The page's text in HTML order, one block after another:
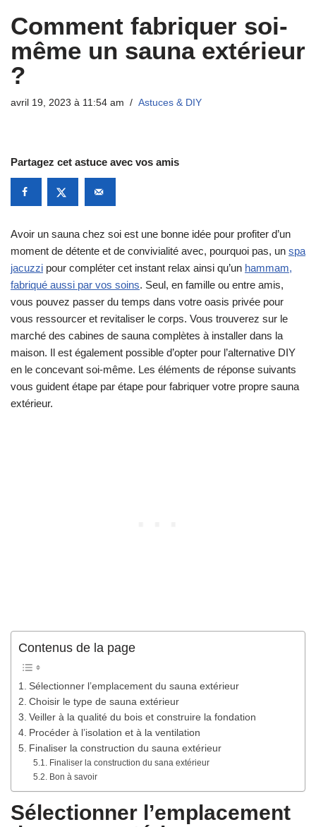
Comment fabriquer soi-
même un sauna extérieur
?
avril 19, 2023 à 11:54 am Astuces & DIY
Partagez cet astuce avec vos amis
Avoir un sauna chez soi est une bonne idée pour profiter d’un
moment de détente et de convivialité avec, pourquoi pas, un spa
jacuzzi pour compléter cet instant relax ainsi qu’un hammam,
fabriqué aussi par vos soins. Seul, en famille ou entre amis,
vous pouvez passer du temps dans votre oasis privée pour
vous ressourcer et revitaliser le corps. Vous trouverez sur le
marché des cabines de sauna complètes à installer dans la
maison. Il est également possible d’opter pour l’alternative DIY
en le concevant soi-même. Les éléments de réponse suivants
vous guident étape par étape pour fabriquer votre propre sauna
extérieur.
Contenus de la page
Sélectionner l’emplacement du sauna extérieur
Choisir le type de sauna extérieur
Veiller à la qualité du bois et construire la fondation
Procéder à l’isolation et à la ventilation
Finaliser la construction du sauna extérieur
Finaliser la construction du sana extérieur
Bon à savoir
Sélectionner l’emplacement